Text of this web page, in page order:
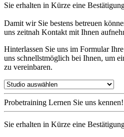
Sie erhalten in Kürze eine
Damit wir Sie bestens betreuen
uns zeitnah Kontakt mit Ihnen
Hinterlassen Sie uns im Formular
uns schnellstmöglich bei Ihnen, um
zu vereinbaren.
Probetraining Lernen Sie uns kennen!
Sie erhalten in Kürze eine